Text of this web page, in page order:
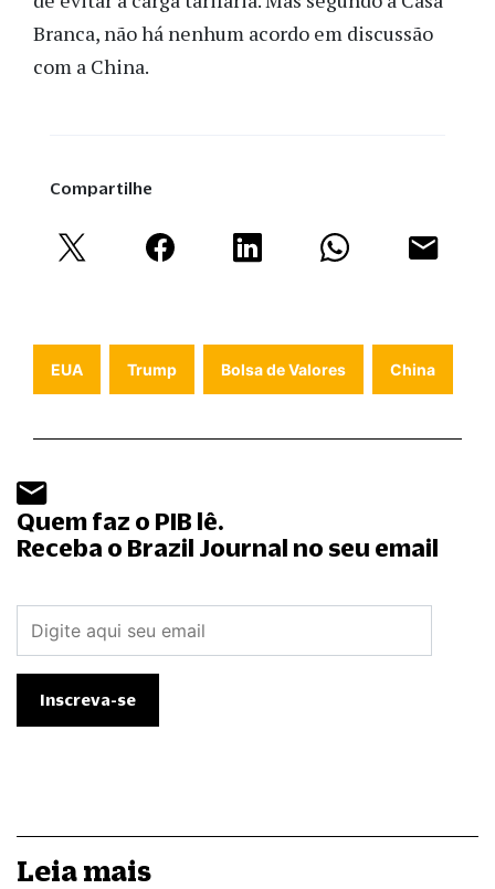
Branca, não há nenhum acordo em discussão
com a China.
Compartilhe
EUA Trump Bolsa de Valores China
Quem faz o PIB lê.
Receba o Brazil Journal no seu email
Leia mais